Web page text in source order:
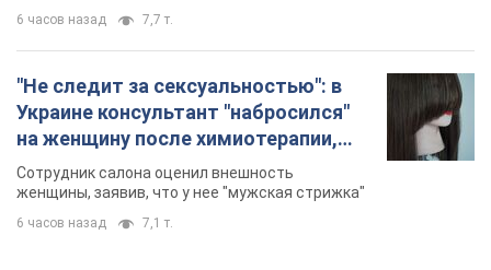
6 часов назад 7,7 т.
"Не следит за сексуальностью": в
Украине консультант "набросился"
на женщину после химиотерапии,
разгорелся скандал. Фото
Сотрудник салона оценил внешность
женщины, заявив, что у нее "мужская стрижка"
6 часов назад 7,1 т.